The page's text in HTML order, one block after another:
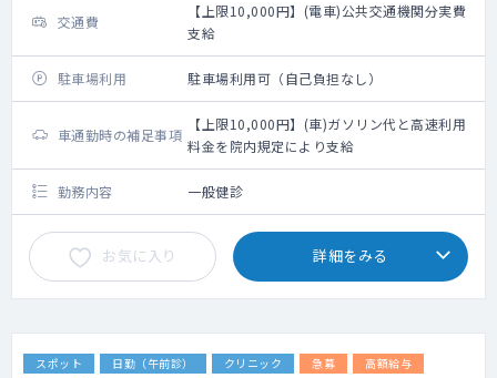
交通費
【上限10,000円】(電車)公共交通機関分実費
支給
駐車場利用 駐車場利用可（自己負担なし）
車通勤時の補足事項
【上限10,000円】(車)ガソリン代と高速利用
料金を院内規定により支給
勤務内容 一般健診
お気に入り 詳細をみる
スポット 日勤（午前診） クリニック 急募
高額給与